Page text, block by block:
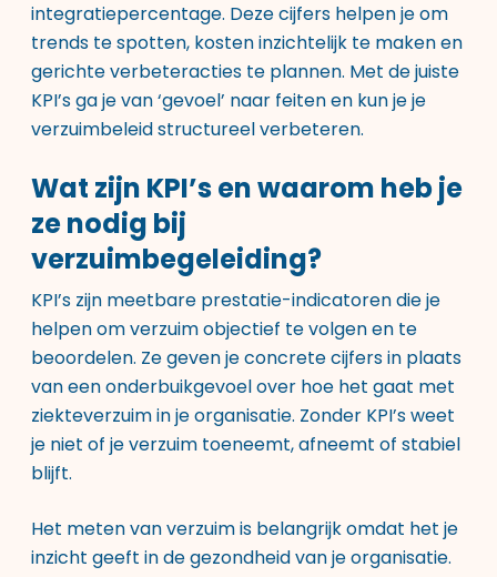
integratiepercentage. Deze cijfers helpen je om
trends te spotten, kosten inzichtelijk te maken en
gerichte verbeteracties te plannen. Met de juiste
KPI’s ga je van ‘gevoel’ naar feiten en kun je je
verzuimbeleid structureel verbeteren.
Wat zijn KPI’s en waarom heb je
ze nodig bij
verzuimbegeleiding?
KPI’s zijn meetbare prestatie-indicatoren die je
helpen om verzuim objectief te volgen en te
beoordelen. Ze geven je concrete cijfers in plaats
van een onderbuikgevoel over hoe het gaat met
ziekteverzuim in je organisatie. Zonder KPI’s weet
je niet of je verzuim toeneemt, afneemt of stabiel
blijft.
Het meten van verzuim is belangrijk omdat het je
inzicht geeft in de gezondheid van je organisatie.